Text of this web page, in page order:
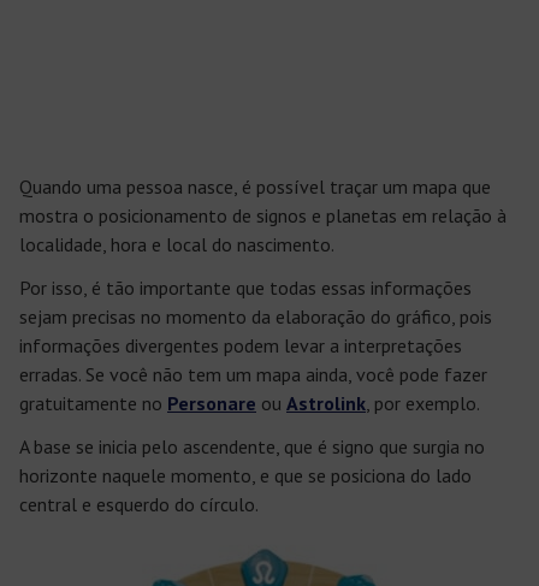
Quando uma pessoa nasce, é possível traçar um mapa que
mostra o posicionamento de signos e planetas em relação à
localidade, hora e local do nascimento.
Por isso, é tão importante que todas essas informações
sejam precisas no momento da elaboração do gráfico, pois
informações divergentes podem levar a interpretações
erradas. Se você não tem um mapa ainda, você pode fazer
gratuitamente no Personare ou Astrolink, por exemplo.
A base se inicia pelo ascendente, que é signo que surgia no
horizonte naquele momento, e que se posiciona do lado
central e esquerdo do círculo.